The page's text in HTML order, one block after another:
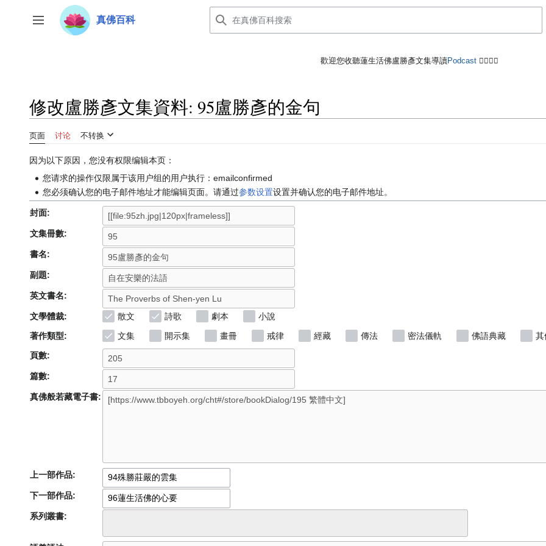
转开关侧边栏
真佛百科
歡迎您收聽蓮生活佛盧勝彥文集導讀Podcast 🙋‍♂️🙋‍♀️
修改盧勝彥文集資料: 95盧勝彥的金句
页面 讨论 不转换
因为以下原因，您没有权限编辑本页：
您请求的操作仅限属于该用户组的用户执行：emailconfirmed
您必须确认您的电子邮件地址才能编辑页面。请通过参数设置设置并确认您的电子邮件地址。
封面:
文集冊數:
書名:
副題:
英文書名:
文學體裁: 散文 詩歌 劇本
小說
著作類型:
文集 開示集 畫冊 戒律 經藏 傳法 密法儀軌 佛語典藏
其
頁數:
篇數:
真佛般若藏電子書:
上一部作品:
下一部作品:
系列叢書: